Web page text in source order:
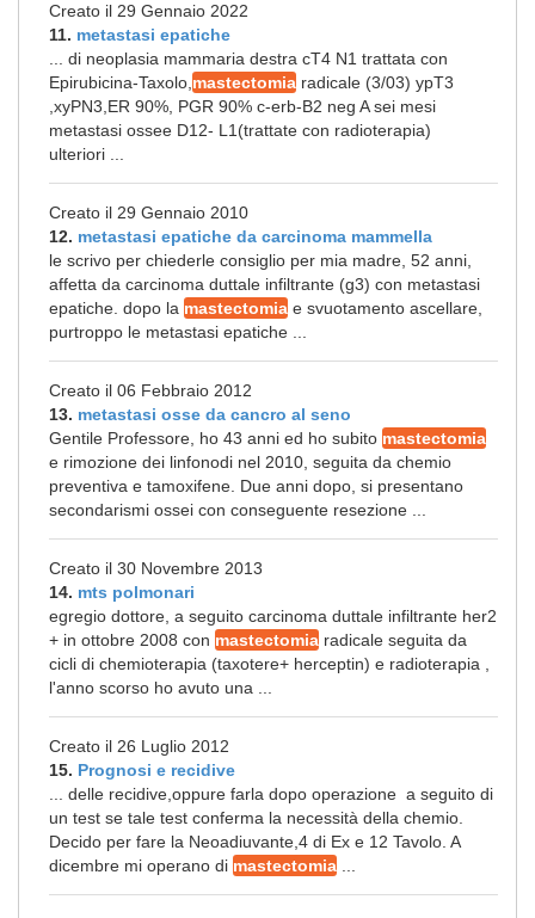
Creato il 29 Gennaio 2022
11. metastasi epatiche
... di neoplasia mammaria destra cT4 N1 trattata con
Epirubicina-Taxolo, mastectomia radicale (3/03) ypT3
,xyPN3,ER 90%, PGR 90% c-erb-B2 neg A sei mesi
metastasi ossee D12- L1(trattate con radioterapia)
ulteriori ...
Creato il 29 Gennaio 2010
12. metastasi epatiche da carcinoma mammella
le scrivo per chiederle consiglio per mia madre, 52 anni,
affetta da carcinoma duttale infiltrante (g3) con metastasi
epatiche. dopo la mastectomia e svuotamento ascellare,
purtroppo le metastasi epatiche ...
Creato il 06 Febbraio 2012
13. metastasi osse da cancro al seno
Gentile Professore, ho 43 anni ed ho subito mastectomia
e rimozione dei linfonodi nel 2010, seguita da chemio
preventiva e tamoxifene. Due anni dopo, si presentano
secondarismi ossei con conseguente resezione ...
Creato il 30 Novembre 2013
14. mts polmonari
egregio dottore, a seguito carcinoma duttale infiltrante her2
+ in ottobre 2008 con mastectomia radicale seguita da
cicli di chemioterapia (taxotere+ herceptin) e radioterapia ,
l'anno scorso ho avuto una ...
Creato il 26 Luglio 2012
15. Prognosi e recidive
... delle recidive,oppure farla dopo operazione a seguito di
un test se tale test conferma la necessità della chemio.
Decido per fare la Neoadiuvante,4 di Ex e 12 Tavolo. A
dicembre mi operano di mastectomia